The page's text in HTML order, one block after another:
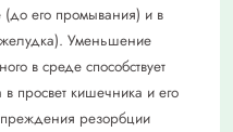
(до его промывания) и в
Уменьшение
в среде способствует
просвет кишечника и его
резорбции